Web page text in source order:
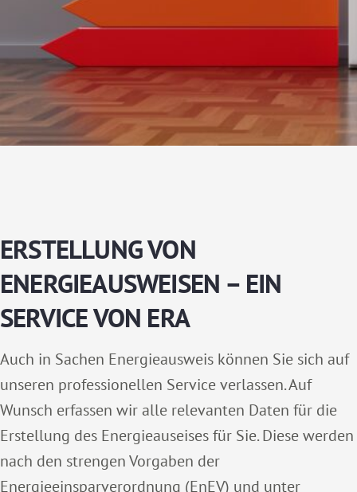
ERSTELLUNG VON
ENERGIEAUSWEISEN – EIN
SERVICE VON ERA
Auch in Sachen Energieausweis können Sie sich auf
unseren professionellen Service verlassen. Auf
Wunsch erfassen wir alle relevanten Daten für die
Erstellung des Energieauseises für Sie. Diese werden
nach den strengen Vorgaben der
Energieeinsparverordnung (EnEV) und unter